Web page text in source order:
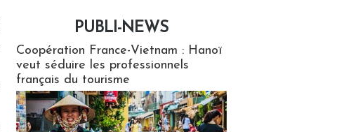
PUBLI-NEWS
Coopération France-Vietnam : Hanoï
veut séduire les professionnels
français du tourisme